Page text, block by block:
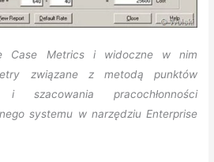
Case Metrics i widoczne w nim
związane z metodą punktów
szacowania pracochłonności
systemu w narzędziu Enterprise